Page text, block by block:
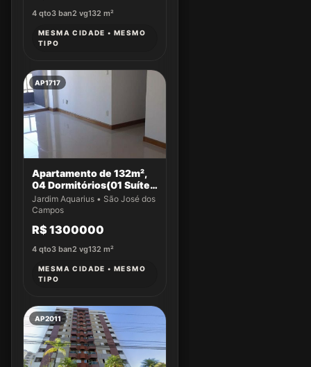
4 qto3 ban2 vg132 m²
MESMA CIDADE • MESMO
TIPO
AP1717
Apartamento de 132m²,
04 Dormitórios(01 Suíte)
a venda no Jardim
Aquarius
Jardim Aquarius • São José dos
Campos
R$ 1300000
4 qto3 ban2 vg132 m²
MESMA CIDADE • MESMO
TIPO
AP2011